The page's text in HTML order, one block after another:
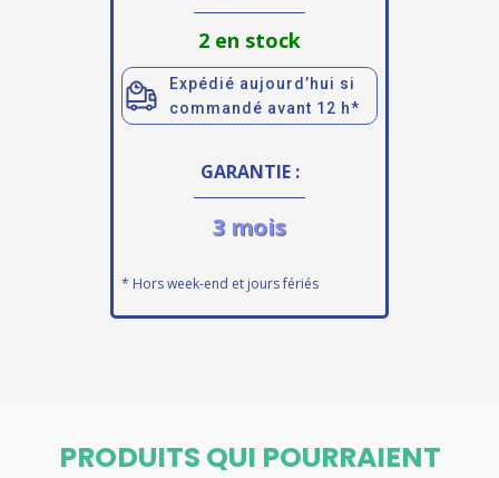
2 en stock
Expédié aujourd’hui si
commandé avant 12 h*
GARANTIE :
3 mois
* Hors week-end et jours fériés
PRODUITS QUI POURRAIENT